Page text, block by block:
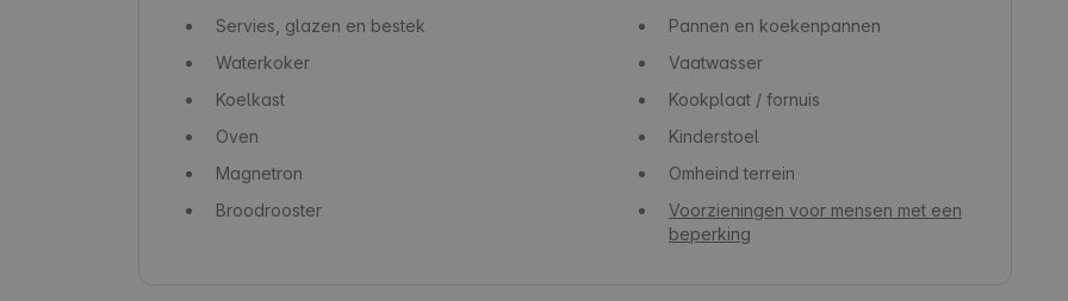
Servies, glazen en bestek
Pannen en koekenpannen
Waterkoker
Vaatwasser
Koelkast
Kookplaat / fornuis
Oven
Kinderstoel
Magnetron
Omheind terrein
Broodrooster
Voorzieningen voor mensen met een
beperking